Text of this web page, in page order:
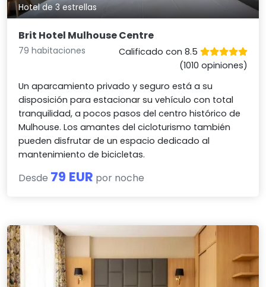
Hotel de 3 estrellas
Brit Hotel Mulhouse Centre
79 habitaciones
Calificado con 8.5
(1010 opiniones)
Un aparcamiento privado y seguro está a su
disposición para estacionar su vehículo con total
tranquilidad, a pocos pasos del centro histórico de
Mulhouse. Los amantes del cicloturismo también
pueden disfrutar de un espacio dedicado al
mantenimiento de bicicletas.
Desde 79 EUR por noche